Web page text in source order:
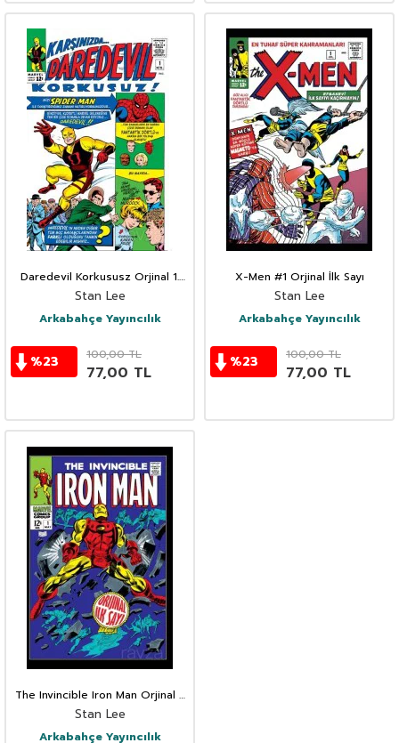
Daredevil Korkususz Orjinal 1.
Sayı
Stan Lee
Arkabahçe Yayıncılık
%23 100,00TL
77,00 TL
X-Men #1 Orjinal İlk Sayı
Stan Lee
Arkabahçe Yayıncılık
%23 100,00TL
77,00 TL
The Invincible Iron Man Orjinal 1.
Sayı
Stan Lee
Arkabahçe Yayıncılık